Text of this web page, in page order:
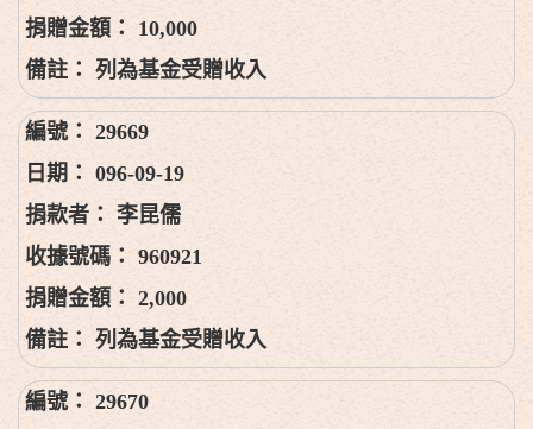
10,000
列為基金受贈收入
29669
096-09-19
李昆儒
960921
2,000
列為基金受贈收入
29670